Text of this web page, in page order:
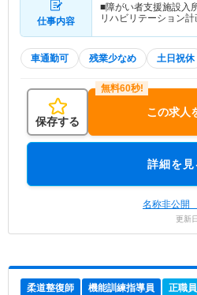
仕事内容
■障がい者支援施設入
リハビリテーション
車通勤可 残業少なめ 土日祝休
保存する
この求人
詳細を見
名称非公開
更新
柔道整復師 機能訓練指導員 正職員